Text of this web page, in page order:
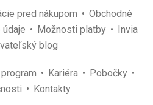
pred nákupom
Obchodné
údaje Možnosti platby
Invia
blog
Kariéra
Pobočky
Kontakty